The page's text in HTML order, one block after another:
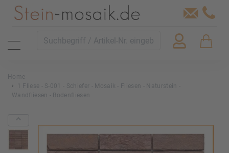
Home
1 Fliese - S-001 - Schiefer - Mosaik - Fliesen - Naturstein -
Wandfliesen - Bodenfliesen